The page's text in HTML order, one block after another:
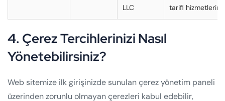
LLC tarifi
4. Çerez Tercihlerinizi Nasıl
Yönetebilirsiniz?
Web sitemize ilk girişinizde sunulan çerez yönetim paneli
üzerinden zorunlu olmayan çerezleri kabul edebilir,